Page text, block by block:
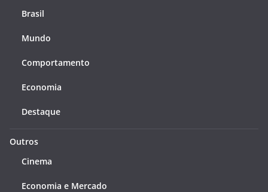
Brasil
Mundo
Comportamento
Economia
Destaque
Outros
Cinema
Economia e Mercado